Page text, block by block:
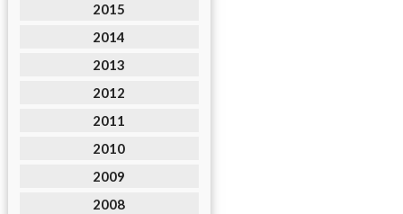
2015
2014
2013
2012
2011
2010
2009
2008